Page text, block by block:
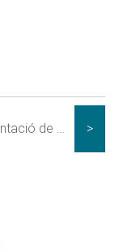
Implantació de Gestiona a les terres de Lleida, el Pirineu i Aran >